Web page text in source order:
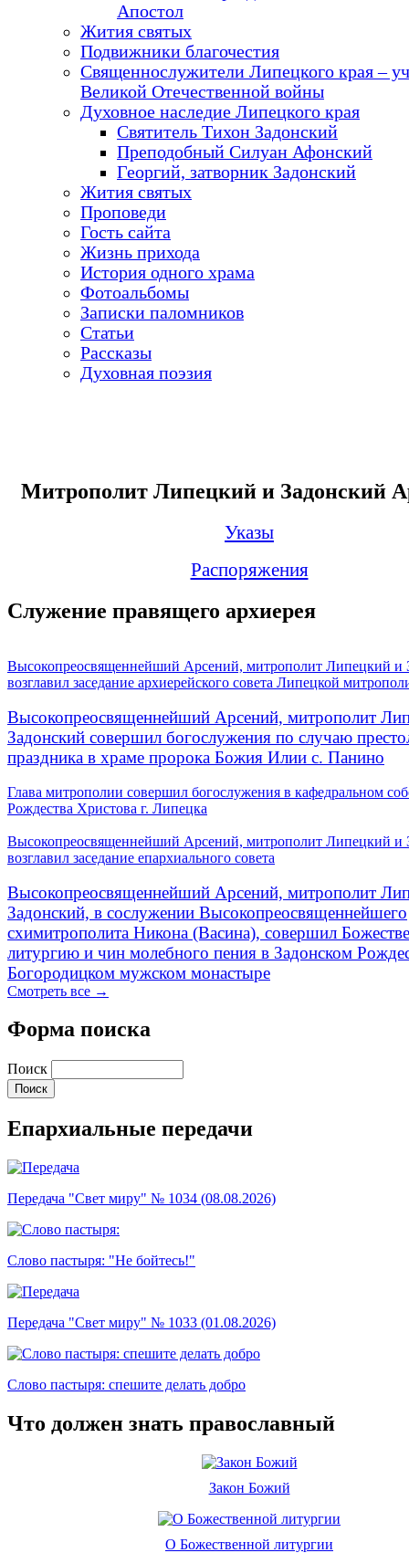
Апостол
Жития святых
Подвижники благочестия
Священнослужители Липецкого края –
Великой Отечественной войны
Духовное наследие Липецкого края
Святитель Тихон Задонский
Преподобный Силуан Афонский
Георгий, затворник Задонский
Жития святых
Проповеди
Гость сайта
Жизнь прихода
История одного храма
Фотоальбомы
Записки паломников
Статьи
Рассказы
Духовная поэзия
Митрополит Липецкий и Задонский
Указы
Распоряжения
Служение правящего архиерея
Высокопреосвященнейший Арсений, митрополит Липецкий и
возглавил заседание архиерейского совета Липецкой
Высокопреосвященнейший Арсений, митрополит
Задонский совершил богослужения по случаю
праздника в храме пророка Божия Илии с. Панино
Глава митрополии совершил богослужения в кафедральном
Рождества Христова г. Липецка
Высокопреосвященнейший Арсений, митрополит Липецкий и
возглавил заседание епархиального совета
Высокопреосвященнейший Арсений, митрополит
Задонский, в сослужении Высокопреосвященнейшего
схимитрополита Никона (Васина), совершил
литургию и чин молебного пения в Задонском
Богородицком мужском монастыре
Смотреть все →
Форма поиска
Поиск
Епархиальные передачи
Передача "Свет миру" № 1034 (08.08.2026)
Слово пастыря: "Не бойтесь!"
Передача "Свет миру" № 1033 (01.08.2026)
Слово пастыря: спешите делать добро
Что должен знать православный
Закон Божий
О Божественной литургии